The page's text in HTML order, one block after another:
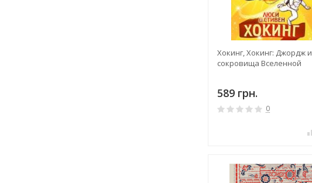
Хокинг, Хокинг: Джордж и
сокровища Вселенной
589 грн.
0